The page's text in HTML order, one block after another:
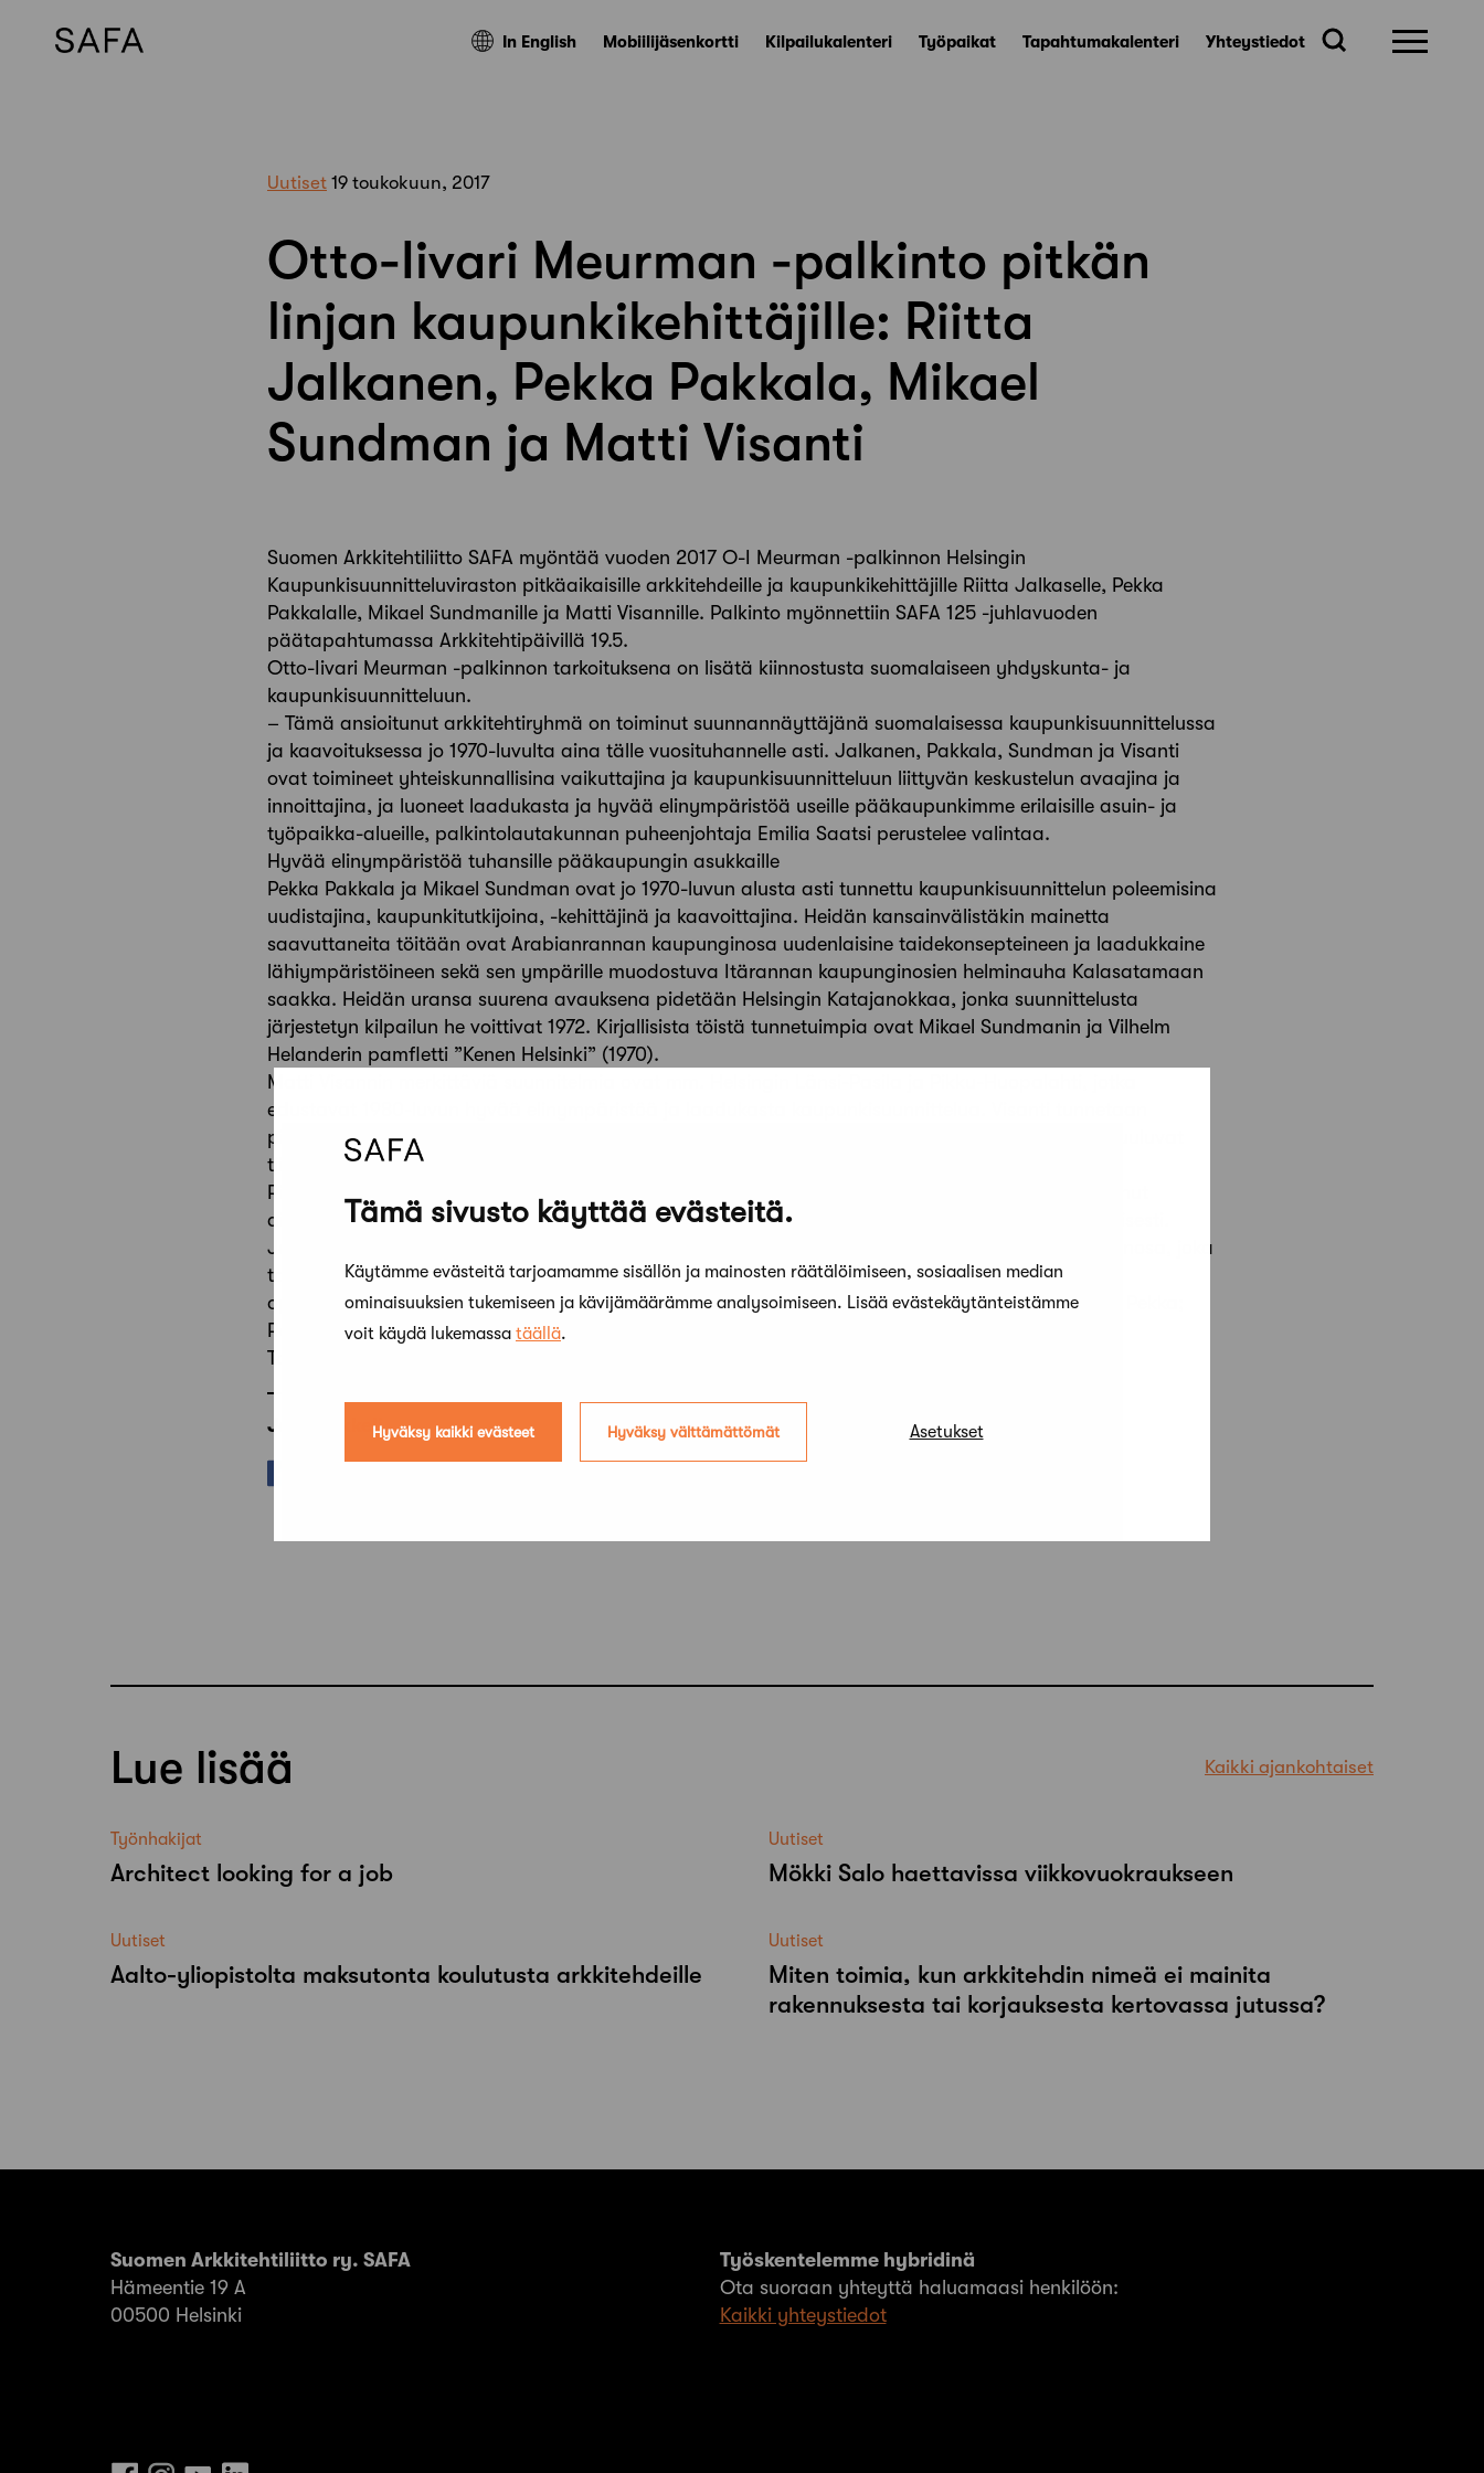
Tämä sivusto käyttää evästeitä.
Käytämme evästeitä tarjoamamme sisällön ja mainosten räätälöimiseen, sosiaalisen median
ominaisuuksien tukemiseen ja kävijämäärämme analysoimiseen. Lisää evästekäytänteistämme
voit käydä lukemassa täällä.
Hyväksy kaikki evästeet Hyväksy välttämättömät Asetukset
In English Mobiilijäsenkortti Kilpailukalenteri Työpaikat Tapahtumakalenteri Yhteystiedot
Uutiset 19 toukokuun, 2017
Otto-Iivari Meurman -palkinto pitkän
linjan kaupunkikehittäjille: Riitta
Jalkanen, Pekka Pakkala, Mikael
Sundman ja Matti Visanti
Suomen Arkkitehtiliitto SAFA myöntää vuoden 2017 O-I Meurman -palkinnon Helsingin
Kaupunkisuunnitteluviraston pitkäaikaisille arkkitehdeille ja kaupunkikehittäjille Riitta Jalkaselle, Pekka
Pakkalalle, Mikael Sundmanille ja Matti Visannille. Palkinto myönnettiin SAFA 125 -juhlavuoden
päätapahtumassa Arkkitehtipäivillä 19.5.
Otto-Iivari Meurman -palkinnon tarkoituksena on lisätä kiinnostusta suomalaiseen yhdyskunta- ja
kaupunkisuunnitteluun.
– Tämä ansioitunut arkkitehtiryhmä on toiminut suunnannäyttäjänä suomalaisessa kaupunkisuunnittelussa
ja kaavoituksessa jo 1970-luvulta aina tälle vuosituhannelle asti. Jalkanen, Pakkala, Sundman ja Visanti
ovat toimineet yhteiskunnallisina vaikuttajina ja kaupunkisuunnitteluun liittyvän keskustelun avaajina ja
innoittajina, ja luoneet laadukasta ja hyvää elinympäristöä useille pääkaupunkimme erilaisille asuin- ja
työpaikka-alueille, palkintolautakunnan puheenjohtaja Emilia Saatsi perustelee valintaa.
Hyvää elinympäristöä tuhansille pääkaupungin asukkaille
Pekka Pakkala ja Mikael Sundman ovat jo 1970-luvun alusta asti tunnettu kaupunkisuunnittelun poleemisina
uudistajina, kaupunkitutkijoina, -kehittäjinä ja kaavoittajina. Heidän kansainvälistäkin mainetta
saavuttaneita töitään ovat Arabianrannan kaupunginosa uudenlaisine taidekonsepteineen ja laadukkaine
lähiympäristöineen sekä sen ympärille muodostuva Itärannan kaupunginosien helminauha Kalasatamaan
saakka. Heidän uransa suurena avauksena pidetään Helsingin Katajanokkaa, jonka suunnittelusta
järjestetyn kilpailun he voittivat 1972. Kirjallisista töistä tunnetuimpia ovat Mikael Sundmanin ja Vilhelm
Helanderin pamfletti ”Kenen Helsinki” (1970).
Matti Visannin merkittäviä suunnitelmia ovat mm. Helsingin Länsi-Pasila ja Pikku-Huopalahti, jotka
edustavat 1980-luvun hyvää elinympäristöä ja laadukasta kaupunkisuunnittelua. Visanti tunnetaan
pienipiirteisestä ja rakennustaiteellisesti korkealuokkaisesta ympäristön suunnittelustaan, johon kuuluvat
tiiviisti integroituneena myös taideteokset ja värit.
Riitta Jalkasen taidonnäytteitä ovat mm. Helsingin ekologinen kaupunginosa Viikki, joka on toiminut
aikansa pilottihankkeena ekologisen kaupunginosan ratkaisuissa ja on tunnettu myös kansainvälisesti.
Jalkasen toinen laajan mittakaavan projekti on ollut uusi urbaani Kruunuvuorenrannan kaupunginosa, joka
toteutuu parhaillaan. Jalkanen on myös kirjoittanut kaupunkisuunnittelusta mm. alan tunnetussa
oppikirjassa ”Asuinaluesuunnittelu” (Jalkanen, Riitta; Kajaste, Tapani; Kauppinen, Timo; Pakkala, Pekka;
Rosengren, Camilla 2004). Julkaistu 19.5.2017
Takaisin
Jaa artikkeli
Lue lisää Kaikki ajankohtaiset
Työnhakijat
Architect looking for a job
Uutiset
Mökki Salo haettavissa viikkovuokraukseen
Uutiset
Aalto-​yliopistolta maksutonta koulutusta arkkitehdeille
Uutiset
Miten toimia, kun arkkitehdin nimeä ei mainita
rakennuksesta tai korjauksesta kertovassa jutussa?
Suomen Arkkitehtiliitto ry. SAFA
Hämeentie 19 A
00500 Helsinki
Työskentelemme hybridinä
Ota suoraan yhteyttä haluamaasi henkilöön:
Kaikki yhteystiedot